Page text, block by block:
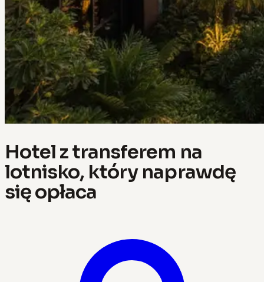
Hotel z transferem na
lotnisko, który naprawdę
się opłaca